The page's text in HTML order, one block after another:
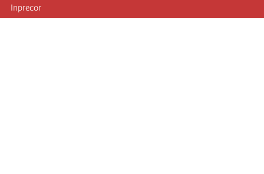
Inprecor